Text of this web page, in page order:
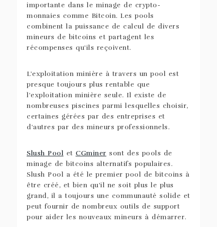
importante dans le minage de crypto-
monnaies comme Bitcoin. Les pools
combinent la puissance de calcul de divers
mineurs de bitcoins et partagent les
récompenses qu'ils reçoivent.
L'exploitation minière à travers un pool est
presque toujours plus rentable que
l'exploitation minière seule. Il existe de
nombreuses piscines parmi lesquelles choisir,
certaines gérées par des entreprises et
d'autres par des mineurs professionnels.
Slush Pool et CGminer sont des pools de
minage de bitcoins alternatifs populaires.
Slush Pool a été le premier pool de bitcoins à
être créé, et bien qu'il ne soit plus le plus
grand, il a toujours une communauté solide et
peut fournir de nombreux outils de support
pour aider les nouveaux mineurs à démarrer.